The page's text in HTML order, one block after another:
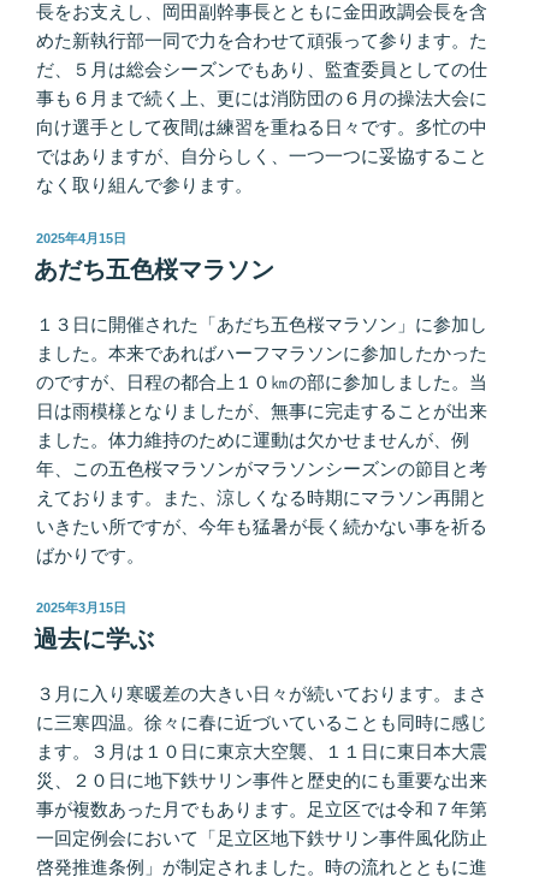
長をお支えし、岡田副幹事長とともに金田政調会長を含
めた新執行部一同で力を合わせて頑張って参ります。た
だ、５月は総会シーズンでもあり、監査委員としての仕
事も６月まで続く上、更には消防団の６月の操法大会に
向け選手として夜間は練習を重ねる日々です。多忙の中
ではありますが、自分らしく、一つ一つに妥協すること
なく取り組んで参ります。
投
稿
日:
2025年4月15日
あだち五色桜マラソン
１３日に開催された「あだち五色桜マラソン」に参加し
ました。本来であればハーフマラソンに参加したかった
のですが、日程の都合上１０㎞の部に参加しました。当
日は雨模様となりましたが、無事に完走することが出来
ました。体力維持のために運動は欠かせませんが、例
年、この五色桜マラソンがマラソンシーズンの節目と考
えております。また、涼しくなる時期にマラソン再開と
いきたい所ですが、今年も猛暑が長く続かない事を祈る
ばかりです。
投
稿
日:
2025年3月15日
過去に学ぶ
３月に入り寒暖差の大きい日々が続いております。まさ
に三寒四温。徐々に春に近づいていることも同時に感じ
ます。３月は１０日に東京大空襲、１１日に東日本大震
災、２０日に地下鉄サリン事件と歴史的にも重要な出来
事が複数あった月でもあります。足立区では令和７年第
一回定例会において「足立区地下鉄サリン事件風化防止
啓発推進条例」が制定されました。時の流れとともに進